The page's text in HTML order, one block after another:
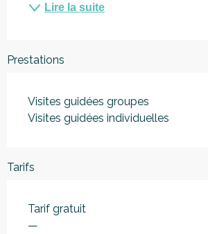
Lire la suite
Prestations
Visites guidées groupes
Visites guidées individuelles
Tarifs
Tarif gratuit
—